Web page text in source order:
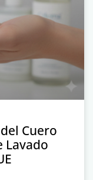
Cuero
Lavado